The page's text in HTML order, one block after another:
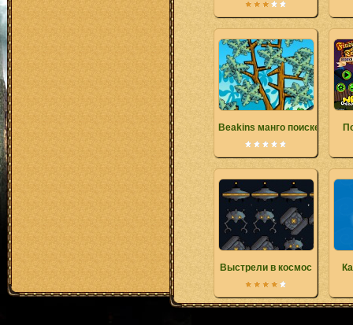
Beakins манго поиске
Выстрели в космос